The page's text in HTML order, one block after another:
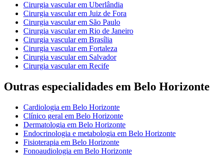
Cirurgia vascularem Uberlândia
Cirurgia vascularem Juiz de Fora
Cirurgia vascularem São Paulo
Cirurgia vascularem Rio de Janeiro
Cirurgia vascularem Brasília
Cirurgia vascularem Fortaleza
Cirurgia vascularem Salvador
Cirurgia vascularem Recife
Outras especialidades em Belo Horizonte
Cardiologia em Belo Horizonte
Clínico geral em Belo Horizonte
Dermatologia em Belo Horizonte
Endocrinologia e metabologia em Belo Horizonte
Fisioterapia em Belo Horizonte
Fonoaudiologia em Belo Horizonte